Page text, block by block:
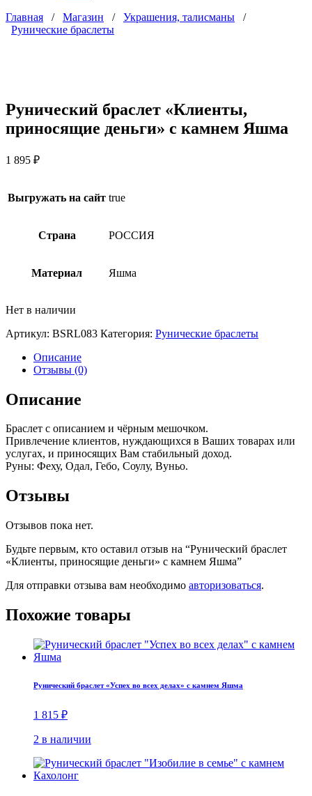
Главная / Магазин / Украшения, талисманы /
Рунические браслеты
Рунический браслет «Клиенты,
приносящие деньги» с камнем Яшма
1 895 ₽
Выгружать на сайт true
Страна РОССИЯ
Материал Яшма
Нет в наличии
Артикул: BSRL083 Категория: Рунические браслеты
Описание
Отзывы (0)
Описание
Браслет с описанием и чёрным мешочком.
Привлечение клиентов, нуждающихся в Ваших товарах или
услугах, и приносящих Вам стабильный доход.
Руны: Феху, Одал, Гебо, Соулу, Вуньо.
Отзывы
Отзывов пока нет.
Будьте первым, кто оставил отзыв на “Рунический браслет
«Клиенты, приносящие деньги» с камнем Яшма”
Для отправки отзыва вам необходимо авторизоваться.
Похожие товары
Рунический браслет «Успех во всех делах» с камнем Яшма
1 815 ₽
2 в наличии